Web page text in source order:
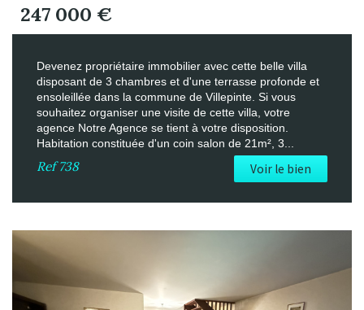
247 000 €
Devenez propriétaire immobilier avec cette belle villa
disposant de 3 chambres et d'une terrasse profonde et
ensoleillée dans la commune de Villepinte. Si vous
souhaitez organiser une visite de cette villa, votre
agence Notre Agence se tient à votre disposition.
Habitation constituée d'un coin salon de 21m², 3...
Ref738 Voir le bien